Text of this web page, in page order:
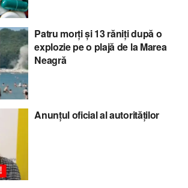
Patru morți și 13 răniți după o
explozie pe o plajă de la Marea
Neagră
Anunțul oficial al autorităților